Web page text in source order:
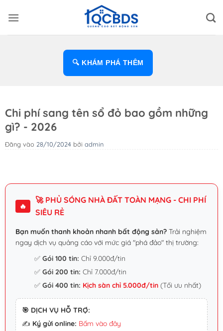
qua
🔍 KHÁM PHÁ THÊM
Chi phí sang tên sổ đỏ bao gồm những
gì? - 2026
Đăng vào 28/10/2024 bởi admin
🔥
🚀 PHỦ SÓNG NHÀ ĐẤT TOÀN MẠNG - CHI PHÍ
SIÊU RẺ
Bạn muốn thanh khoản nhanh bất động sản? Trải nghiệm
ngay dịch vụ quảng cáo với mức giá "phá đảo" thị trường:
✅Gói 100 tin: Chỉ 9.000đ/tin
✅Gói 200 tin: Chỉ 7.000đ/tin
✅Gói 400 tin: Kịch sàn chỉ 5.000đ/tin (Tối ưu nhất)
🎯 DỊCH VỤ HỖ TRỢ:
✍️ Ký gửi online: Bấm vào đây